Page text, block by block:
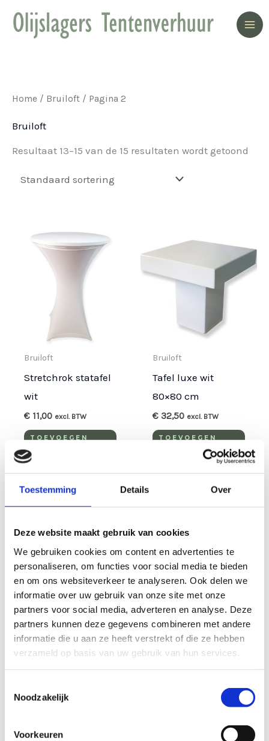
Toestemming Details Over
Deze website maakt gebruik van cookies
We gebruiken cookies om content en advertenties te
personaliseren, om functies voor social media te bieden
en om ons websiteverkeer te analyseren. Ook delen we
informatie over uw gebruik van onze site met onze
partners voor social media, adverteren en analyse. Deze
partners kunnen deze gegevens combineren met andere
informatie die u aan ze heeft verstrekt of die ze hebben
verzameld op basis van uw gebruik van hun services.
Noodzakelijk
Voorkeuren
naar
Home / Bruiloft / Pagina 2
Bruiloft
Resultaat 13–15 van de 15 resultaten wordt getoond
Bruiloft
Stretchrok statafel
wit
€ 11,00 excl. BTW
TOEVOEGEN
WINKELWAGEN
Bruiloft
Tafel luxe wit
80×80 cm
€ 32,50 excl. BTW
TOEVOEGEN
WINKELWAGEN
Witte rok voor
Stackchair